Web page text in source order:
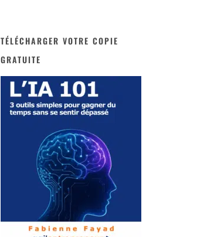
TÉLÉCHARGER VOTRE COPIE
GRATUITE